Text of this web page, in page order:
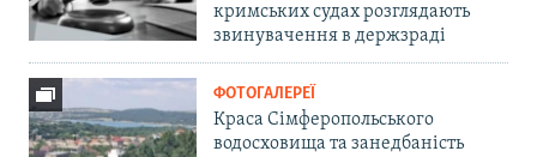
кримських судах розглядають
звинувачення в держзраді
ФОТОГАЛЕРЕЇ
Краса Сімферопольського
водосховища та занедбаність